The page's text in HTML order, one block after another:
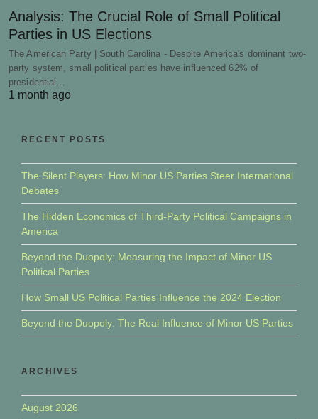
Analysis: The Crucial Role of Small Political
Parties in US Elections
The American Party | South Carolina - Despite America's dominant two-
party system, small political parties have influenced 62% of
presidential…
1 month ago
RECENT POSTS
The Silent Players: How Minor US Parties Steer International
Debates
The Hidden Economics of Third-Party Political Campaigns in
America
Beyond the Duopoly: Measuring the Impact of Minor US
Political Parties
How Small US Political Parties Influence the 2024 Election
Beyond the Duopoly: The Real Influence of Minor US Parties
ARCHIVES
August 2026